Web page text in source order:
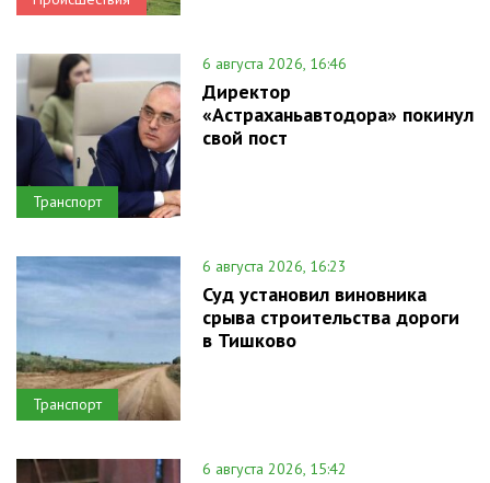
Транспорт
6 августа 2026, 16:46
Директор
«Астраханьавтодора» покинул
свой пост
Транспорт
6 августа 2026, 16:23
Суд установил виновника
срыва строительства дороги
в Тишково
6 августа 2026, 15:42